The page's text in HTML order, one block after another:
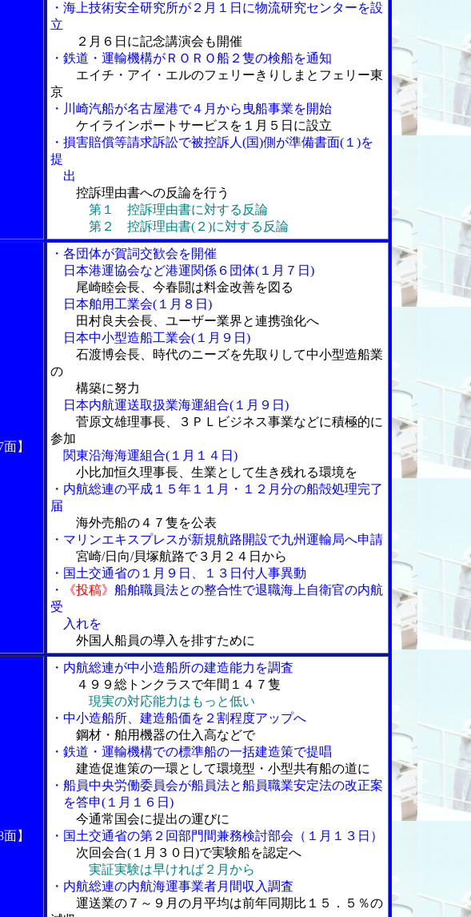
・海上技術安全研究所が２月１日に物流研究センターを設
立
２月６日に記念講演会も開催
・鉄道・運輸機構がＲＯＲＯ船２隻の検船を通知
エイチ・アイ・エルのフェリーきりしまとフェリー東
京
・川崎汽船が名古屋港で４月から曳船事業を開始
ケイラインポートサービスを１月５日に設立
・損害賠償等請求訴訟で被控訴人(国)側が準備書面(１)を
提
出
控訴理由書への反論を行う
第１ 控訴理由書に対する反論
第２ 控訴理由書(２)に対する反論
】
・各団体が賀詞交歓会を開催
日本港運協会など港運関係６団体(１月７日)
尾崎睦会長、今春闘は料金改善を図る
日本舶用工業会(１月８日)
田村良夫会長、ユーザー業界と連携強化へ
日本中小型造船工業会(１月９日)
石渡博会長、時代のニーズを先取りして中小型造船業
の
構築に努力
日本内航運送取扱業海運組合(１月９日)
菅原文雄理事長、３ＰＬビジネス事業などに積極的に
参加
関東沿海海運組合(１月１４日)
小比加恒久理事長、生業として生き残れる環境を
・内航総連の平成１５年１１月・１２月分の船殻処理完了
届
海外売船の４７隻を公表
・マリンエキスプレスが新規航路開設で九州運輸局へ申請
宮崎/日向/貝塚航路で３月２４日から
・国土交通省の１月９日、１３日付人事異動
・
《投稿》 船舶職員法との整合性で退職海上自衛官の内航
受
入れを
外国人船員の導入を排すために
】
・内航総連が中小造船所の建造能力を調査
４９９総トンクラスで年間１４７隻
現実の対応能力はもっと低い
・中小造船所、建造船価を２割程度アップへ
鋼材・舶用機器の仕入高などで
・鉄道・運輸機構での標準船の一括建造策で提唱
建造促進策の一環として環境型・小型共有船の道に
・船員中央労働委員会が船員法と船員職業安定法の改正案
を答申(１月１６日)
今通常国会に提出の運びに
・国土交通省の第２回部門間兼務検討部会（１月１３日）
次回会合(１月３０日)で実験船を認定へ
実証実験は早ければ２月から
・内航総連の内航海運事業者月間収入調査
運送業の７～９月の月平均は前年同期比１５．５％の